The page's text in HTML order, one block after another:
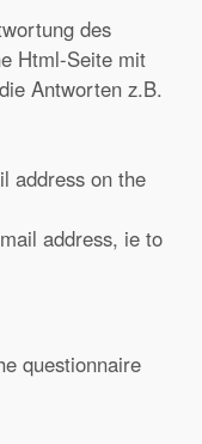
des
Html-Seite mit
Antworten z.B.
address on the
address, ie to
questionnaire